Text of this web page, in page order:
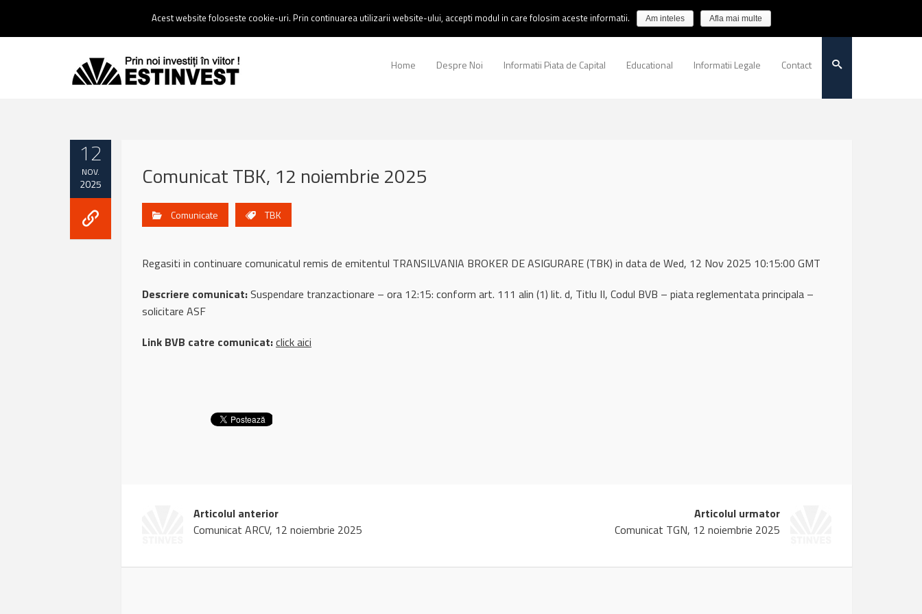
0237 238 900 |Email :contact@estinvest.ro
Home Despre Noi Informatii Piata de Capital Educational Informatii Legale Contact
12
NOV.
2025 Comunicat TBK, 12 noiembrie 2025
Comunicate TBK
Regasiti in continuare comunicatul remis de emitentul TRANSILVANIA BROKER DE ASIGURARE (TBK) in data de Wed, 12 Nov 2025 10:15:00 GMT
Descriere comunicat:Suspendare tranzactionare – ora 12:15: conform art. 111 alin (1) lit. d, Titlu II, Codul BVB – piata reglementata principala –
solicitare ASF
Link BVB catre comunicat:click aici
Articolul anterior
Comunicat ARCV, 12 noiembrie 2025
Articolul urmator
Comunicat TGN, 12 noiembrie 2025
Acest website foloseste cookie-uri. Prin continuarea utilizarii website-ului, accepti modul in care folosim aceste informatii. Am inteles Afla mai multe